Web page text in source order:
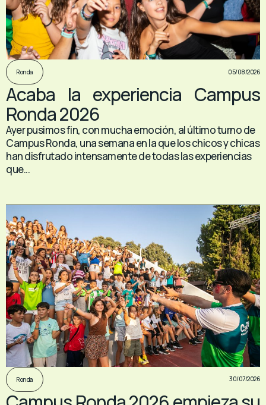
Ronda 05/08/2026
Acaba la experiencia Campus
Ronda 2026
Ayer pusimos fin, con mucha emoción, al último turno de
Campus Ronda, una semana en la que los chicos y chicas
han disfrutado intensamente de todas las experiencias
que...
Ronda 30/07/2026